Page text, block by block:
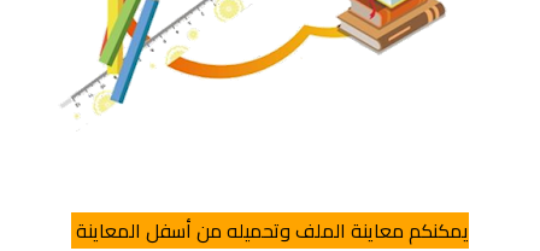
يمكنكم معاينة الملف وتحميله من أسفل المعاينة